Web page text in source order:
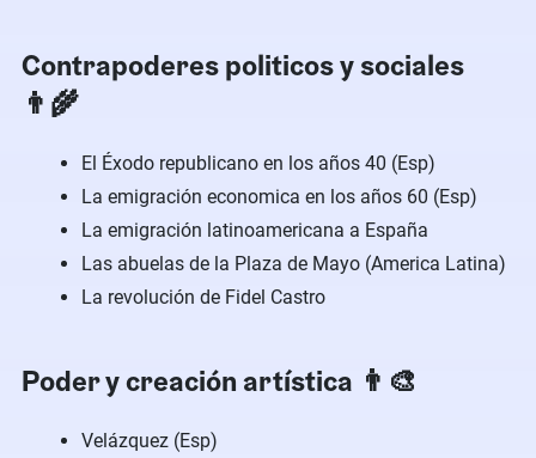
Contrapoderes politicos y sociales
👨‍🌾
El Éxodo republicano en los años 40 (Esp)
La emigración economica en los años 60 (Esp)
La emigración latinoamericana a España
Las abuelas de la Plaza de Mayo (America Latina)
La revolución de Fidel Castro
Poder y creación artística 👨‍🎨
Velázquez (Esp)